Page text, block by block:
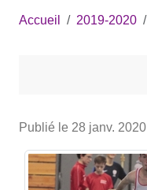
Accueil 2019-2020
Publié le 28 janv. 2020